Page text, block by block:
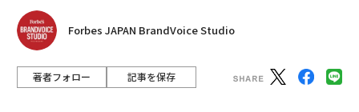
Forbes JAPAN BrandVoice Studio
著者フォロー 記事を保存